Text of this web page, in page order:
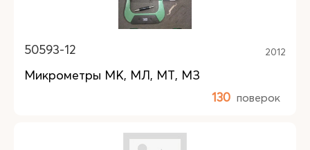
50593-12 2012
Микрометры МК, МЛ, МТ, МЗ
130 поверок